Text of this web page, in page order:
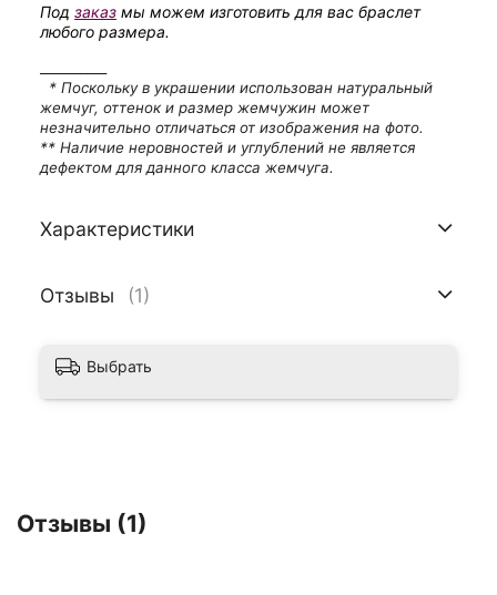
Под заказ мы можем изготовить для вас браслет
любого размера.
* Поскольку в украшении использован натуральный
жемчуг, оттенок и размер жемчужин может
незначительно отличаться от изображения на фото.
** Наличие неровностей и углублений не является
дефектом для данного класса жемчуга.
Характеристики
Отзывы (1)
Выбрать
Отзывы (1)